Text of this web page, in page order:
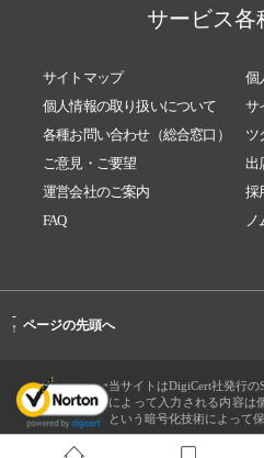
サービス各
サイトマップ
個
個人情報の取り扱いについて
サ
各種お問い合わせ（総合窓口）
ツ
ご意見・ご要望
出
運営会社のご案内
採
FAQ
ノ
-
↑ ページの先頭へ
当サイトはDigiCert社発行
によって入力される内容は
という暗号化技術によって